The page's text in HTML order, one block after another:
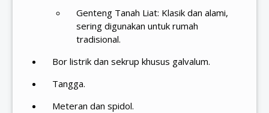
Genteng Tanah Liat: Klasik dan alami,
sering digunakan untuk rumah
tradisional.
Bor listrik dan sekrup khusus galvalum.
Tangga.
Meteran dan spidol.